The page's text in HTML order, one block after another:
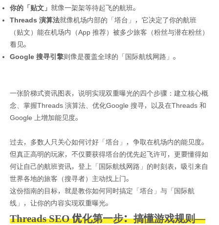
你的「贴文」 就像一架架等待起飞的航班。
Threads 演算法就像机场内部的「塔台」，它决定了你的航班
（贴文）能在机场内（App 推荐）被多少旅客（粉丝与潜在粉丝）
看见。
Google 搜寻引擎则像是覆盖全球的「国际航线网路」。
一张阶梯式资讯图表，说明实现双重曝光的四个步骤：建立核心概
念、掌握Threads 演算法、优化Google 搜寻，以及在Threads 和
Google 上增加能见度。
过去，多数人只关心如何讨好「塔台」，争取在机场内的能见度。
但真正高明的玩家，不仅要获得塔台的优先起飞许可，更要懂得如
何让自己的航班资讯，登上「国际航线网路」的时刻表，吸引来自
世界各地的旅客（搜寻者）主动找上门。
这份指南的目标，就是教你如何同时搞定「塔台」与「国际航
线」，让你的内容实现双重曝光。
Threads SEO 优化第一步：搞懂游戏规则—